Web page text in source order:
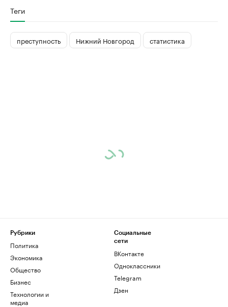
Теги
преступность Нижний Новгород статистика
Рубрики
Политика
Экономика
Общество
Бизнес
Технологии и
медиа
Социальные
сети
ВКонтакте
Одноклассники
Telegram
Дзен